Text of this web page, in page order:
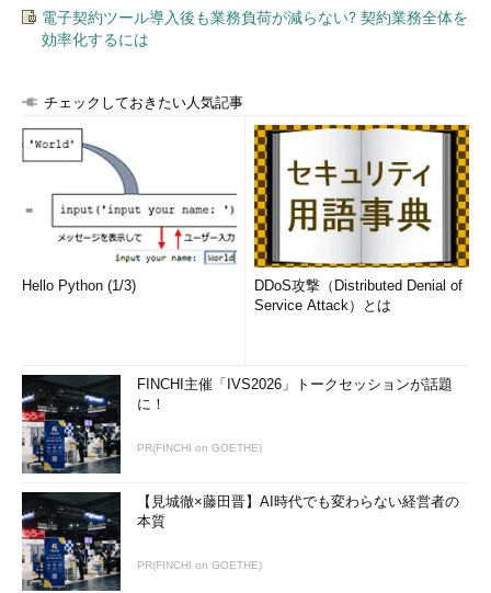
近年ネットワーク上に重要なアプリケーションが稼働するよう
要求されることも多くなっています。HTTPやSMTPなどのアプ
です。サービスの稼働監視には、大別して下記の2通りの方法が
あります。昨今の監視ツールにはこのようなサービス稼働監視を
サポートするものが多くなっています。監視要件のレベルに応じ
て、必要なサービス稼働監視の方法を選択します。
該当サービスのTCPポートへコネクション要求を行い応答をチェッ
トランザ
クション
の疑似実
行
該当サービスのトランザクションを疑似的に生成して、応答（レス
ポンスコード、結果出力など）をチェックする。TCPコネクション
要求に比べて高度なチェックが可能
表2 監視要件と稼働監視方法
3.稼働監視の考慮点
稼働監視をする際には、リトライやタイムアウトのチューニン
グを正しく実施しておくべきです。無視できる瞬断や監視パケッ
電子契約ツール導入後も業務負荷が減らない? 契約業務全体を
効率化するには
チェックしておきたい人気記事
Hello Python (1/3)
DDoS攻撃（Distributed Denial of
Service Attack）とは
FINCHI主催「IVS2026」トークセッションが話題
に！
PR(FINCHI on GOETHE)
【見城徹×藤田晋】AI時代でも変わらない経営者の
本質
PR(FINCHI on GOETHE)